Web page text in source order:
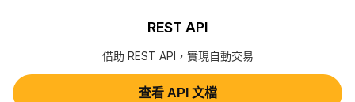
REST API
借助 REST API，實現自動交易
查看 API 文檔